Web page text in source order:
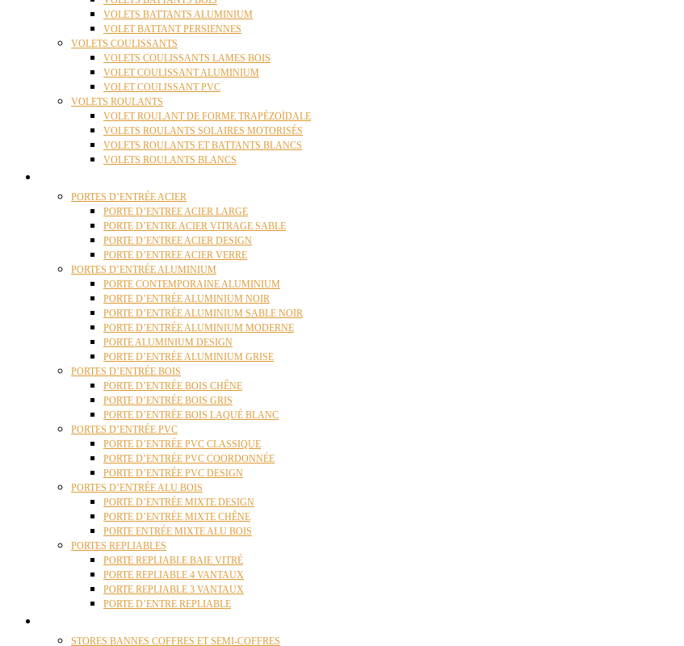
VOLETS BATTANTS ALUMINIUM
VOLET BATTANT PERSIENNES
VOLETS COULISSANTS
VOLETS COULISSANTS LAMES BOIS
VOLET COULISSANT ALUMINIUM
VOLET COULISSANT PVC
VOLETS ROULANTS
VOLET ROULANT DE FORME TRAPÉZOÏDALE
VOLETS ROULANTS SOLAIRES MOTORISÉS
VOLETS ROULANTS ET BATTANTS BLANCS
VOLETS ROULANTS BLANCS
PORTES D’ENTRÉE ACIER
PORTE D’ENTREE ACIER LARGE
PORTE D’ENTRE ACIER VITRAGE SABLE
PORTE D’ENTREE ACIER DESIGN
PORTE D’ENTREE ACIER VERRE
PORTES D’ENTRÉE ALUMINIUM
PORTE CONTEMPORAINE ALUMINIUM
PORTE D’ENTRÉE ALUMINIUM NOIR
PORTE D’ENTRÉE ALUMINIUM SABLE NOIR
PORTE D’ENTRÉE ALUMINIUM MODERNE
PORTE ALUMINIUM DESIGN
PORTE D’ENTRÉE ALUMINIUM GRISE
PORTES D’ENTRÉE BOIS
PORTE D’ENTRÉE BOIS CHÊNE
PORTE D’ENTRÉE BOIS GRIS
PORTE D’ENTRÉE BOIS LAQUÉ BLANC
PORTES D’ENTRÉE PVC
PORTE D’ENTRÉE PVC CLASSIQUE
PORTE D’ENTRÉE PVC COORDONNÉE
PORTE D’ENTRÉE PVC DESIGN
PORTES D’ENTRÉE ALU BOIS
PORTE D’ENTRÉE MIXTE DESIGN
PORTE D’ENTRÉE MIXTE CHÊNE
PORTE ENTRÉE MIXTE ALU BOIS
PORTES REPLIABLES
PORTE REPLIABLE BAIE VITRÉ
PORTE REPLIABLE 4 VANTAUX
PORTE REPLIABLE 3 VANTAUX
PORTE D’ENTRE REPLIABLE
STORES BANNES COFFRES ET SEMI-COFFRES